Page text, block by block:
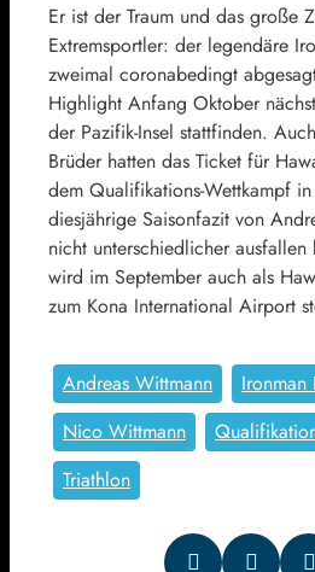
Er ist der Traum und das große
Extremsportler: der legendäre
zweimal coronabedingt
Highlight Anfang Oktober
der Pazifik-Insel stattfinden.
Brüder hatten das Ticket für
dem Qualifikations-Wettkampf
diesjährige Saisonfazit von
nicht unterschiedlicher
wird im September auch als
zum Kona International Airport
Andreas Wittmann
Ironman
Nico Wittmann
Triathlon